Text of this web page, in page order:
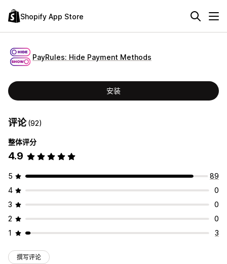
Shopify App Store
PayRules: Hide Payment Methods
安装
评论(92)
整体评分
4.9
5
89
4
0
3
0
2
0
1
3
撰写评论